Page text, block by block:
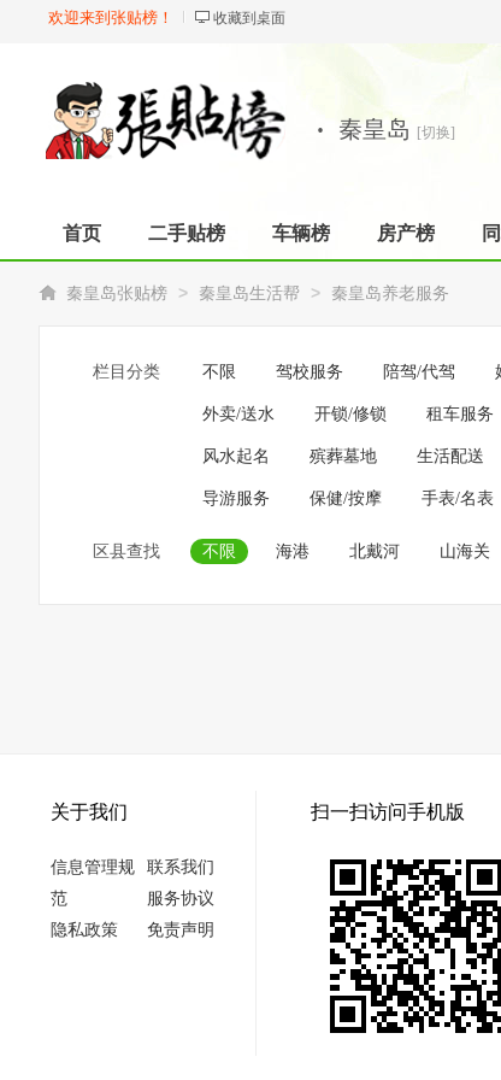
欢迎来到张贴榜！ 收藏到桌面
· 秦皇岛
[切换]
首页 二手贴榜 车辆榜 房产榜
秦皇岛张贴榜 > 秦皇岛生活帮 > 秦皇岛养老服务
栏目分类 不限 驾校服务 陪驾/代驾
外卖/送水 开锁/修锁 租车服务
风水起名 殡葬墓地 生活配送
导游服务 保健/按摩 手表/名表
区县查找 不限 海港 北戴河 山海关
关于我们
信息管理规
范
联系我们
服务协议
隐私政策
免责声明
扫一扫访问手机版